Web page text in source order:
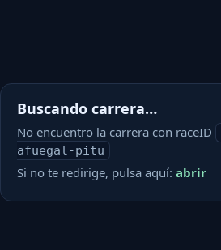
Buscando carrera…
No encuentro la carrera con raceID
afuegal-pitu
Si no te redirige, pulsa aquí: abrir